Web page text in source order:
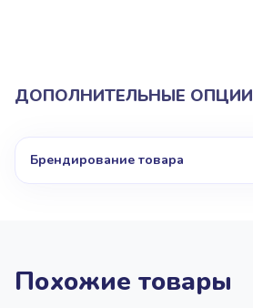
ДОПОЛНИТЕЛЬНЫЕ ОПЦИИ
Брендирование товара
Похожие товары